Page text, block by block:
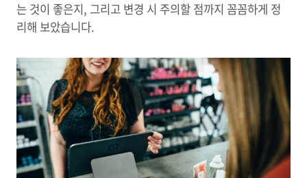
는 것이 좋은지, 그리고 변경 시 주의할 점까지 꼼꼼하게 정
리해 보았습니다.